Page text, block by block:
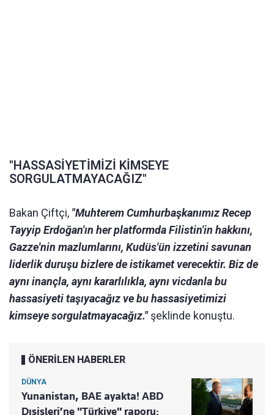
"HASSASİYETİMİZİ KİMSEYE
SORGULATMAYACAĞIZ"
Bakan Çiftçi, "Muhterem Cumhurbaşkanımız Recep
Tayyip Erdoğan'ın her platformda Filistin'in hakkını,
Gazze'nin mazlumlarını, Kudüs'ün izzetini savunan
liderlik duruşu bizlere de istikamet verecektir. Biz de
aynı inançla, aynı kararlılıkla, aynı vicdanla bu
hassasiyeti taşıyacağız ve bu hassasiyetimizi
kimseye sorgulatmayacağız."şeklinde konuştu.
ÖNERİLEN HABERLER
DÜNYA
Yunanistan, BAE ayakta! ABD
Dışişleri’ne "Türkiye" raporu: